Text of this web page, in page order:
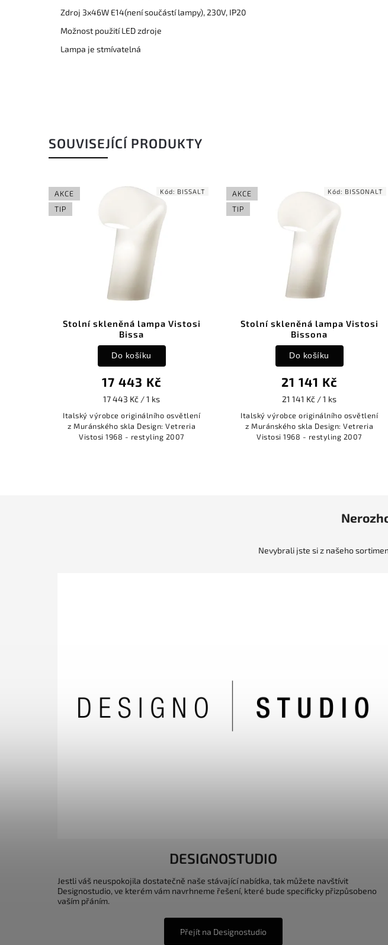
Zdroj 3x46W E14(není součástí lampy), 230V, IP20
Možnost použití LED zdroje
Lampa je stmívatelná
SOUVISEJÍCÍ PRODUKTY
AKCE
TIP
Stolní skleněná lampa Vistosi
Bissa
17 443 Kč
17 443 Kč / 1 ks
Do košíku
Italský výrobce originálního osvětlení
z Muránského skla Design: Vetreria
Vistosi 1968 - restyling 2007
Kód: BISSALT
AKCE
TIP
Stolní skleněná lampa Vistosi
Bissona
21 141 Kč
21 141 Kč / 1 ks
Do košíku
Italský výrobce originálního osvětlení
z Muránského skla Design: Vetreria
Vistosi 1968 - restyling 2007
Kód: BISSONALT
Nevybrali jste si z našeho
DESIGNOSTUDIO
Jestli váš neuspokojila dostatečně naše stávající nabídka, tak můžete navštívit
Designostudio, ve kterém vám navrhneme řešení, které bude specificky přizpůsobeno
vaším přáním.
Přejít na Designostudio